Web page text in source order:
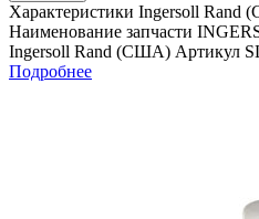
Характеристики Ingersoll Rand
Наименование запчасти
Ingersoll Rand (США) Артикул
Подробнее